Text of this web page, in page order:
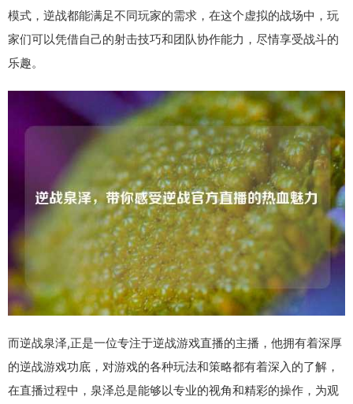
模式，逆战都能满足不同玩家的需求，在这个虚拟的战场中，玩
家们可以凭借自己的射击技巧和团队协作能力，尽情享受战斗的
乐趣。
而逆战泉泽,正是一位专注于逆战游戏直播的主播，他拥有着深厚
的逆战游戏功底，对游戏的各种玩法和策略都有着深入的了解，
在直播过程中，泉泽总是能够以专业的视角和精彩的操作，为观